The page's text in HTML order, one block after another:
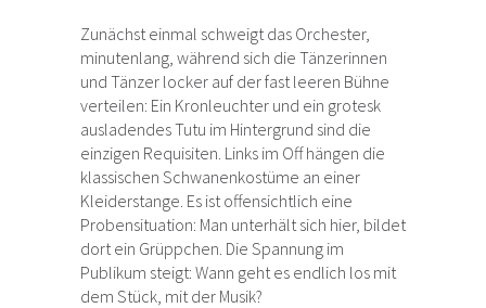
Zunächst einmal schweigt das Orchester,
minutenlang, während sich die Tänzerinnen
und Tänzer locker auf der fast leeren Bühne
verteilen: Ein Kronleuchter und ein grotesk
ausladendes Tutu im Hintergrund sind die
einzigen Requisiten. Links im Off hängen die
klassischen Schwanenkostüme an einer
Kleiderstange. Es ist offensichtlich eine
Probensituation: Man unterhält sich hier, bildet
dort ein Grüppchen. Die Spannung im
Publikum steigt: Wann geht es endlich los mit
dem Stück, mit der Musik?